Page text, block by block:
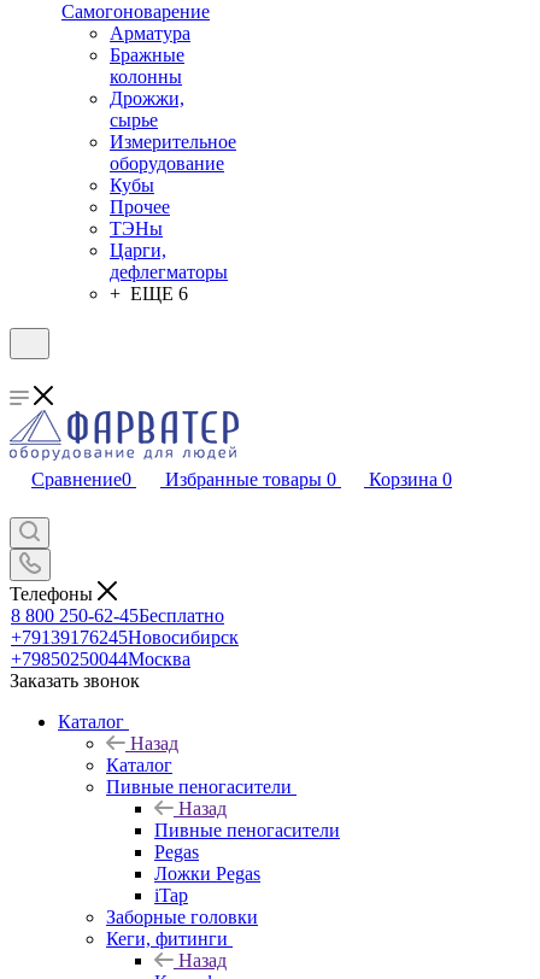
Самогоноварение
Арматура
Бражные
колонны
Дрожжи,
сырье
Измерительное
оборудование
Кубы
Прочее
ТЭНы
Царги,
дефлегматоры
+ ЕЩЕ 6
Сравнение0 Избранные товары 0 Корзина 0
Телефоны
8 800 250-62-45Бесплатно
+79139176245Новосибирск
+79850250044Москва
Заказать звонок
Каталог
Назад
Каталог
Пивные пеногасители
Назад
Пивные пеногасители
Pegas
Ложки Pegas
iTap
Заборные головки
Кеги, фитинги
Назад